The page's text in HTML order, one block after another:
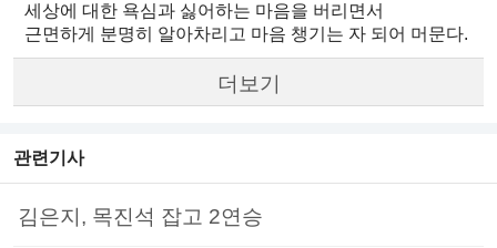
세상에 대한 욕심과 싫어하는 마음을 버리면서
근면하게 분명히 알아차리고 마음 챙기는 자 되어 머문다.
더보기
관련기사
김은지, 목진석 잡고 2연승